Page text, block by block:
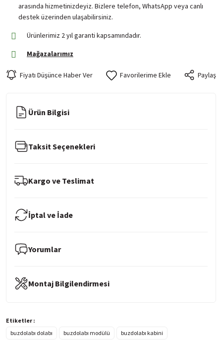
arasında hizmetinizdeyiz. Bizlere telefon, WhatsApp veya canlı
destek üzerinden ulaşabilirsiniz.
Ürünlerimiz 2 yıl garanti kapsamındadır.
Mağazalarımız
Fiyatı Düşünce Haber Ver Paylaş
Ürün Bilgisi
Taksit Seçenekleri
Kargo ve Teslimat
İptal ve İade
Yorumlar
Montaj Bilgilendirmesi
Etiketler :
buzdolabı dolabı
buzdolabı modülü
buzdolabı kabini